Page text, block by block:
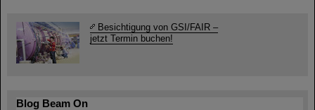
Besichtigung von GSI/FAIR –
jetzt Termin buchen!
Blog Beam On